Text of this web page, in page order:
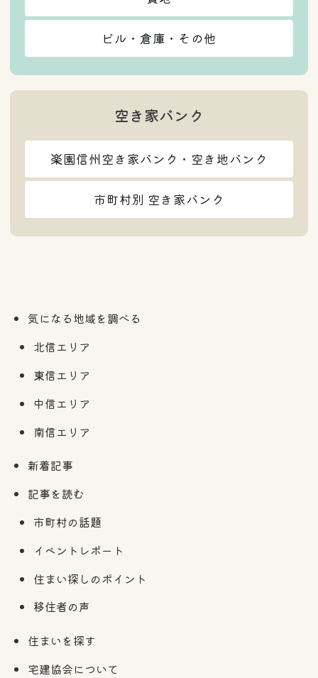
ビル・倉庫・その他
空き家バンク
楽園信州空き家バンク・空き地バンク
市町村別 空き家バンク
気になる地域を調べる
北信エリア
東信エリア
中信エリア
南信エリア
新着記事
記事を読む
市町村の話題
イベントレポート
住まい探しのポイント
移住者の声
住まいを探す
宅建協会について